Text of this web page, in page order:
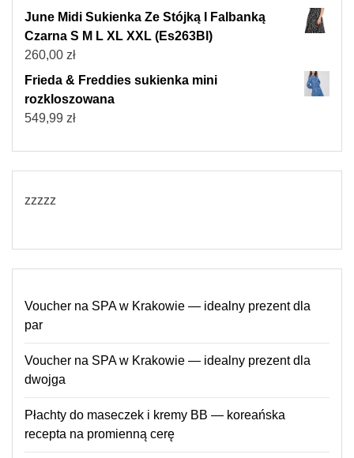
June Midi Sukienka Ze Stójką I Falbanką
Czarna S M L XL XXL (Es263Bl)
260,00 zł
Frieda & Freddies sukienka mini
rozkloszowana
549,99 zł
zzzzz
Voucher na SPA w Krakowie — idealny prezent dla
par
Voucher na SPA w Krakowie — idealny prezent dla
dwojga
Płachty do maseczek i kremy BB — koreańska
recepta na promienną cerę